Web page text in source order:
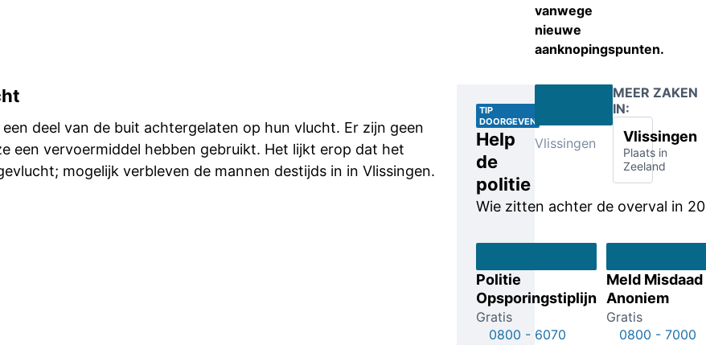
vanwege
nieuwe
aanknopingspunten.
deel van de buit achtergelaten op hun vlucht. Er zijn geen
een vervoermiddel hebben gebruikt. Het lijkt erop dat het
mogelijk verbleven de mannen destijds in in Vlissingen.
TIP
DOORGEVEN
Help
de
politie
Wie zitten achter de overval in
Politie
Opsporingstiplijn
Gratis
0800 - 6070
Meld Misdaad
Anoniem
Gratis
0800 - 7000
Vlissingen
MEER ZAKEN
IN:
Vlissingen
Plaats in
Zeeland